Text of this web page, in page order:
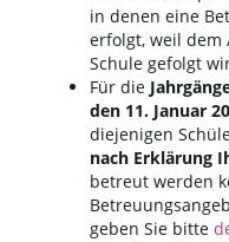
in denen eine
erfolgt, weil
Schule gefolgt
Für die
den 11. Januar
diejenigen
nach Erklärung
betreut werden
geben Sie bitte